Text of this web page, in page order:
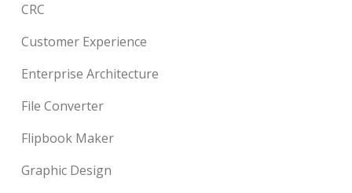
CRC
Customer Experience
Enterprise Architecture
File Converter
Flipbook Maker
Graphic Design